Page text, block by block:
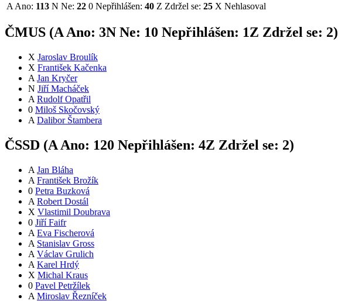
A Ano: 113 N Ne: 22 0 Nepřihlášen: 40 Z Zdržel se: 25 X Nehlasoval
ČMUS (AAno: 3N Ne: 10 Nepřihlášen: 1Z Zdržel se: 2)
X Jaroslav Broulík
X František Kačenka
A Jan Kryčer
N Jiří Macháček
A Rudolf Opatřil
0 Miloš Skočovský
A Dalibor Štambera
ČSSD (AAno: 120 Nepřihlášen: 4Z Zdržel se: 2)
A Jan Bláha
A František Brožík
0 Petra Buzková
A Robert Dostál
X Vlastimil Doubrava
0 Jiří Faifr
A Eva Fischerová
A Stanislav Gross
A Václav Grulich
A Karel Hrdý
X Michal Kraus
0 Pavel Petržílek
A Miroslav Řezníček